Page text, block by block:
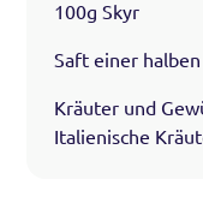
100g Skyr
Saft einer
Kräuter und
Italienische